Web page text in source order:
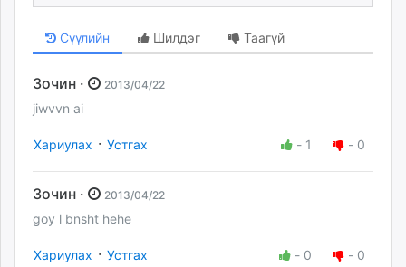
Сүүлийн Шилдэг Таагүй
Зочин · 2013/04/22
jiwvvn ai
Хариулах · Устгах - 1 - 0
Зочин · 2013/04/22
goy l bnsht hehe
Хариулах · Устгах - 0 - 0